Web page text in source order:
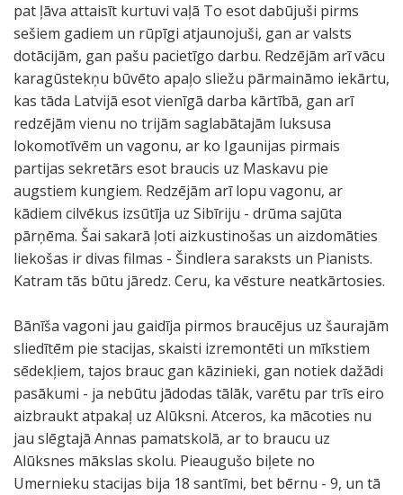
pat ļāva attaisīt kurtuvi vaļā To esot dabūjuši pirms
sešiem gadiem un rūpīgi atjaunojuši, gan ar valsts
dotācijām, gan pašu pacietīgo darbu. Redzējām arī vācu
karagūstekņu būvēto apaļo sliežu pārmaināmo iekārtu,
kas tāda Latvijā esot vienīgā darba kārtībā, gan arī
redzējām vienu no trijām saglabātajām luksusa
lokomotīvēm un vagonu, ar ko Igaunijas pirmais
partijas sekretārs esot braucis uz Maskavu pie
augstiem kungiem. Redzējām arī lopu vagonu, ar
kādiem cilvēkus izsūtīja uz Sibīriju - drūma sajūta
pārņēma. Šai sakarā ļoti aizkustinošas un aizdomāties
liekošas ir divas filmas - Šindlera saraksts un Pianists.
Katram tās būtu jāredz. Ceru, ka vēsture neatkārtosies.
Bānīša vagoni jau gaidīja pirmos braucējus uz šaurajām
sliedītēm pie stacijas, skaisti izremontēti un mīkstiem
sēdekļiem, tajos brauc gan kāzinieki, gan notiek dažādi
pasākumi - ja nebūtu jādodas tālāk, varētu par trīs eiro
aizbraukt atpakaļ uz Alūksni. Atceros, ka mācoties nu
jau slēgtajā Annas pamatskolā, ar to braucu uz
Alūksnes mākslas skolu. Pieaugušo biļete no
Umernieku stacijas bija 18 santīmi, bet bērnu - 9, un tā